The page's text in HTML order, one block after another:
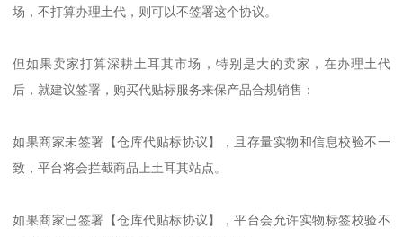
场，不打算办理土代，则可以不签署这个协议。
但如果卖家打算深耕土耳其市场，特别是大的卖家，在办理土代
后，就建议签署，购买代贴标服务来保产品合规销售：
如果商家未签署【仓库代贴标协议】，且存量实物和信息校验不一
致，平台将会拦截商品上土耳其站点。
如果商家已签署【仓库代贴标协议】，平台会允许实物标签校验不